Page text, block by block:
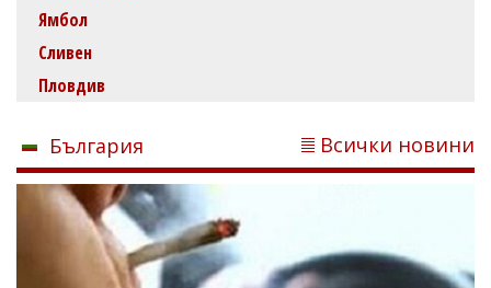
Ямбол
Сливен
Пловдив
България Всички новини